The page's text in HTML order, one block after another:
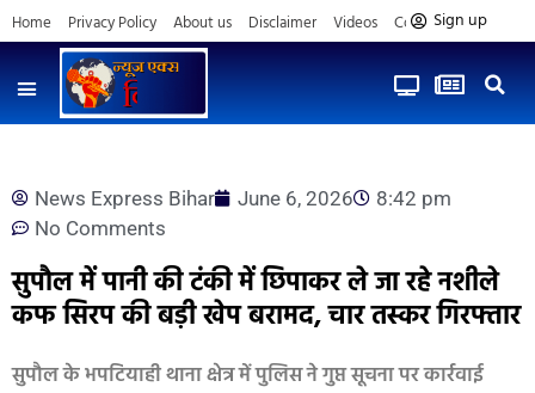
Home Privacy Policy About us Disclaimer Videos Contact us
Sign up
News Express Bihar June 6, 2026
8:42 pm
No Comments
सुपौल में पानी की टंकी में छिपाकर ले जा रहे नशीले
कफ सिरप की बड़ी खेप बरामद, चार तस्कर गिरफ्तार
सुपौल के भपटियाही थाना क्षेत्र में पुलिस ने गुप्त सूचना पर कार्रवाई